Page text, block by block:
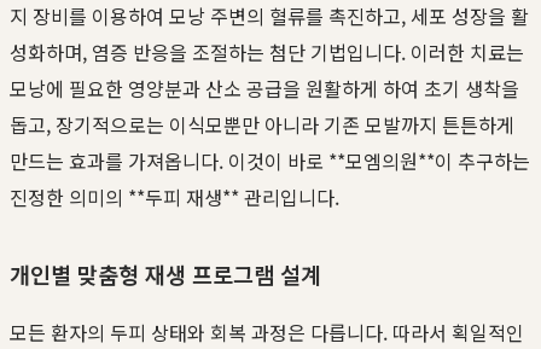
지 장비를 이용하여 모낭 주변의 혈류를 촉진하고, 세포 성장을 활
성화하며, 염증 반응을 조절하는 첨단 기법입니다. 이러한 치료는
모낭에 필요한 영양분과 산소 공급을 원활하게 하여 초기 생착을
돕고, 장기적으로는 이식모뿐만 아니라 기존 모발까지 튼튼하게
만드는 효과를 가져옵니다. 이것이 바로 **모엠의원**이 추구하는
진정한 의미의 **두피 재생** 관리입니다.
개인별 맞춤형 재생 프로그램 설계
모든 환자의 두피 상태와 회복 과정은 다릅니다. 따라서 획일적인